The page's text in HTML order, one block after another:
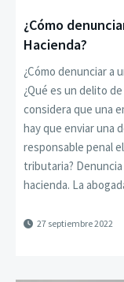
¿Cómo
Hacienda?
¿Cómo denunciar a
¿Qué es un delito
considera que una
hay que enviar una
responsable penal
tributaria?
hacienda. La
27 septiembre 2022